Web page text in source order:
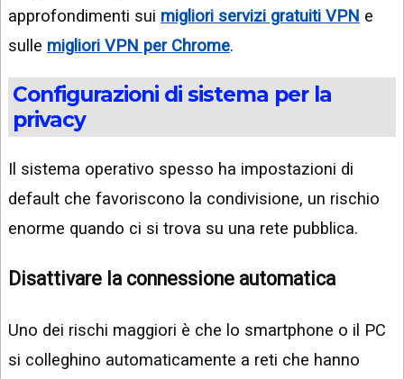
approfondimenti sui migliori servizi gratuiti VPN e
sulle migliori VPN per Chrome.
Configurazioni di sistema per la
privacy
Il sistema operativo spesso ha impostazioni di
default che favoriscono la condivisione, un rischio
enorme quando ci si trova su una rete pubblica.
Disattivare la connessione automatica
Uno dei rischi maggiori è che lo smartphone o il PC
si colleghino automaticamente a reti che hanno